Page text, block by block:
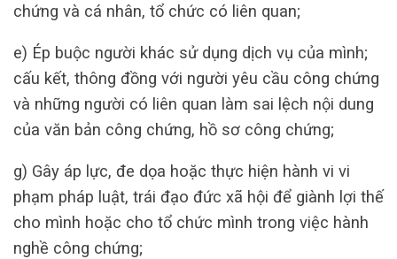
chứng và cá nhân, tổ chức có liên quan;
e) Ép buộc người khác sử dụng dịch vụ của mình;
cấu kết, thông đồng với người yêu cầu công chứng
và những người có liên quan làm sai lệch nội dung
của văn bản công chứng, hồ sơ công chứng;
g) Gây áp lực, đe dọa hoặc thực hiện hành vi vi
phạm pháp luật, trái đạo đức xã hội để giành lợi thế
cho mình hoặc cho tổ chức mình trong việc hành
nghề công chứng;